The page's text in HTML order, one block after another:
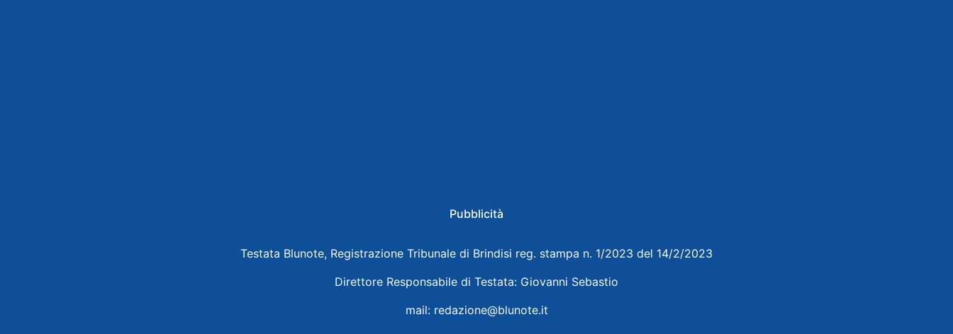
Pubblicità
Testata Blunote, Registrazione Tribunale di Brindisi reg. stampa n. 1/2023 del 14/2/2023
Direttore Responsabile di Testata: Giovanni Sebastio
mail: redazione@blunote.it